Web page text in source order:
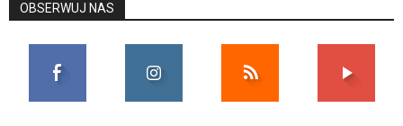
OBSERWUJ NAS